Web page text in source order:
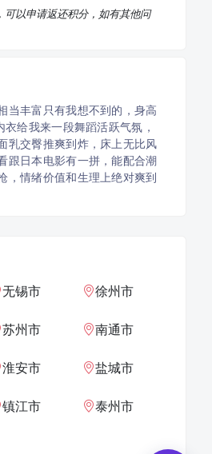
以申请返还积分，如有其他问
当丰富只有我想不到的，身高
给我来一段舞蹈活跃气氛，
乳交臀推爽到炸，床上无比风
跟日本电影有一拼，能配合潮
，情绪价值和生理上绝对爽到
无锡市 徐州市
苏州市 南通市
淮安市 盐城市
镇江市 泰州市